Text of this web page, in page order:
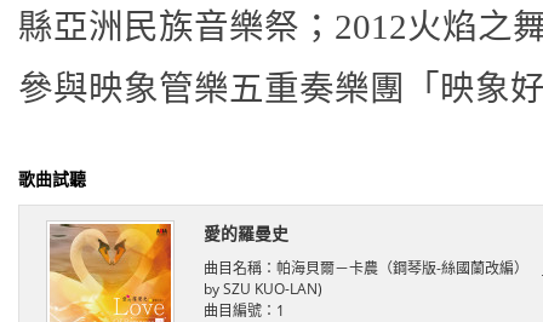
縣亞洲民族音樂祭；2012火焰之
參與映象管樂五重奏樂團「映象
歌曲試聽
愛的羅曼史
曲目名稱： 帕海貝爾－卡農（鋼琴版-絲國蘭改編
by SZU KUO-LAN)
曲目編號： 1